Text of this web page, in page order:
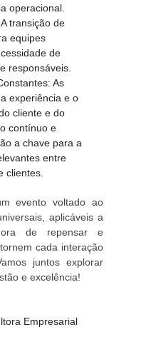
operacional.
A transição de
equipes
de
responsáveis.
As
experiência e o
cliente e do
contínuo e
a chave para a
entre
clientes.
evento voltado ao
aplicáveis a
de repensar e
cada interação
juntos explorar
e excelência!
Empresarial